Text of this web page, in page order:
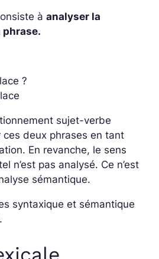
à analyser la
phrase.
?
sujet-verbe
deux phrases en tant
En revanche, le sens
n’est pas analysé. Ce n’est
sémantique.
syntaxique et sémantique